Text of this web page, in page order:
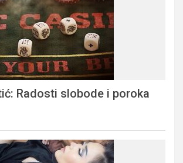
Radosti slobode i poroka